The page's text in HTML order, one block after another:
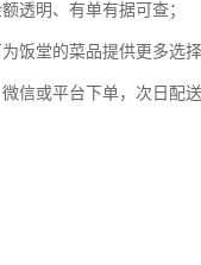
透明、有单有据可查；
饭堂的菜品提供更多选择
信或平台下单，次日配送